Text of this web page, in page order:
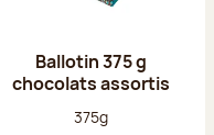
Ballotin 375 g
chocolats assortis
Poids net :
375g